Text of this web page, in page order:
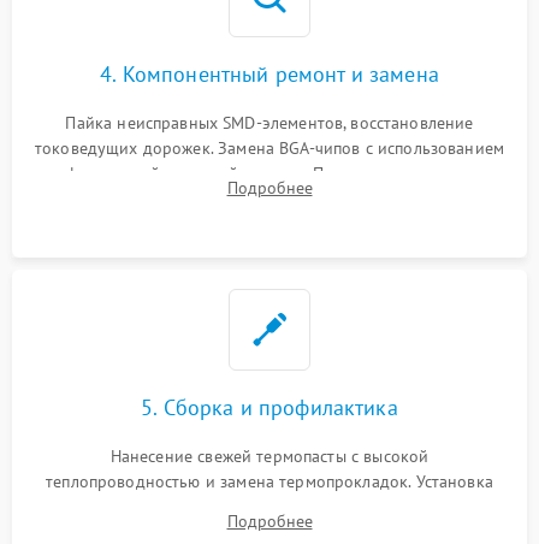
4. Компонентный ремонт и замена
Пайка неисправных SMD-элементов, восстановление
токоведущих дорожек. Замена BGA-чипов с использованием
инфракрасной паяльной станции. Прошивка микросхемы
BIOS или замена поврежденных портов USB
Подробнее
5. Сборка и профилактика
Нанесение свежей термопасты с высокой
теплопроводностью и замена термопрокладок. Установка
шлейфов, модулей памяти и накопителей. Предварительная
Подробнее